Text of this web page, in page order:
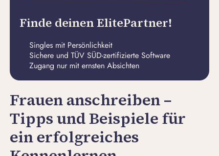
Adresse
erstellen
Finde deinen ElitePartner!
Singles mit Persönlichkeit
Sichere und TÜV SÜD-zertifizierte Software
Zugang nur mit ernsten Absichten
Frauen anschreiben –
Tipps und Beispiele für
ein erfolgreiches